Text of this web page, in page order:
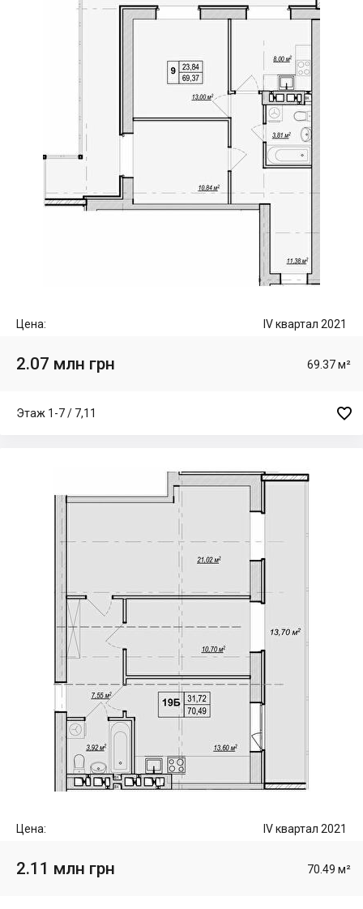
Цена: IV квартал 2021
2.07 млн грн 69.37 м²
Этаж 1-7 / 7,11 
Цена: IV квартал 2021
2.11 млн грн 70.49 м²